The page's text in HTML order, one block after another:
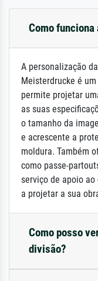
Como
A personalização
Meisterdrucke é
permite projetar
as suas
o tamanho da
e acrescente a
moldura. Também
como passe-
serviço de apoio
a projetar a sua
Como posso
divisão?